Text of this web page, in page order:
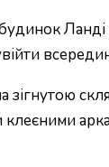
Ланді
зігнутою
клеєними